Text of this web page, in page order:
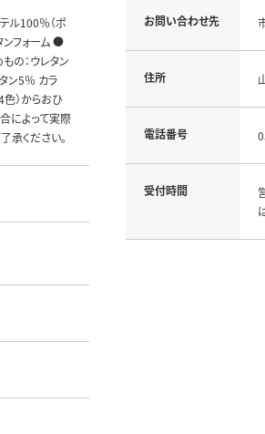
100％（ポ
ンフォーム ●
の：ウレタン
5％ カラ
色）からおひ
によって実際
承ください。
お問い合わせ先
住所
電話番号
受付時間